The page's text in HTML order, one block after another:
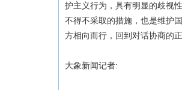
护主义行为，具有明显的歧视
不得不采取的措施，也是维护
方相向而行，回到对话协商的
大象新闻记者: